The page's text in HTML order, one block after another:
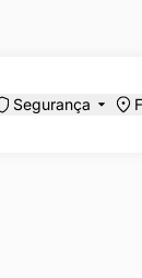
Segurança